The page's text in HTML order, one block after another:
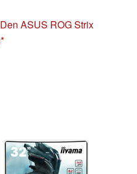
Den ASUS ROG Strix